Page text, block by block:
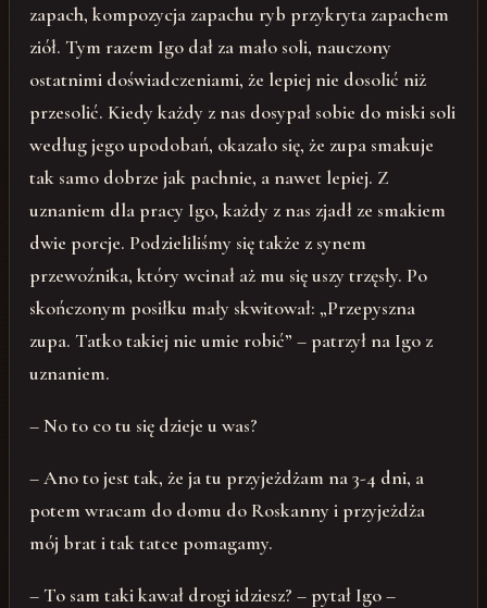
zapach, kompozycja zapachu ryb przykryta zapachem
ziół. Tym razem Igo dał za mało soli, nauczony
ostatnimi doświadczeniami, że lepiej nie dosolić niż
przesolić. Kiedy każdy z nas dosypał sobie do miski soli
według jego upodobań, okazało się, że zupa smakuje
tak samo dobrze jak pachnie, a nawet lepiej. Z
uznaniem dla pracy Igo, każdy z nas zjadł ze smakiem
dwie porcje. Podzieliliśmy się także z synem
przewoźnika, który wcinał aż mu się uszy trzęsły. Po
skończonym posiłku mały skwitował: „Przepyszna
zupa. Tatko takiej nie umie robić” – patrzył na Igo z
uznaniem.
– No to co tu się dzieje u was?
– Ano to jest tak, że ja tu przyjeżdżam na 3-4 dni, a
potem wracam do domu do Roskanny i przyjeżdża
mój brat i tak tatce pomagamy.
– To sam taki kawał drogi idziesz? – pytał Igo –